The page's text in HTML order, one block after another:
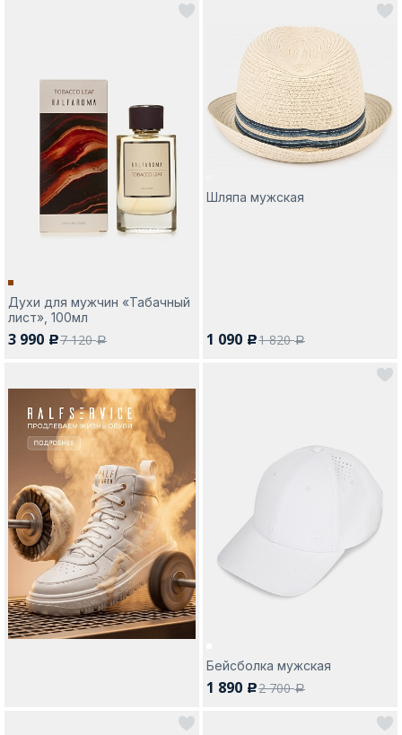
Духи для мужчин «Табачный
лист», 100мл
3 990 c7 120a
Шляпа мужская
1 090 c1 820a
Бейсболка мужская
1 890 c2 700a